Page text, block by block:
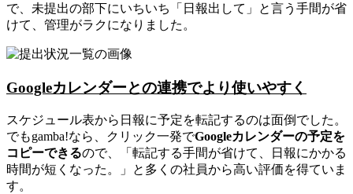
で、未提出の部下にいちいち「日報出して」と言う手間が省
けて、管理がラクになりました。
Googleカレンダーとの連携でより使いやすく
スケジュール表から日報に予定を転記するのは面倒でした。
でもgamba!なら、クリック一発でGoogleカレンダーの予定を
コピーできるので、「転記する手間が省けて、日報にかかる
時間が短くなった。」と多くの社員から高い評価を得ていま
す。